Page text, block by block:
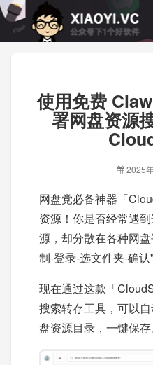
使用免费
署网盘资源
2025
网盘党必备神器「
资源！你是否经常遇
源，却分散在各种网
制-登录-选文件夹-确认
现在通过这款「
搜索转存工具，可以
盘资源目录，一键保存